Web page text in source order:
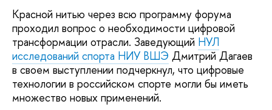
Красной нитью через всю программу форума
проходил вопрос о необходимости цифровой
трансформации отрасли. Заведующий НУЛ
исследований спорта НИУ ВШЭ Дмитрий Дагаев
в своем выступлении подчеркнул, что цифровые
технологии в российском спорте могли бы иметь
множество новых применений.